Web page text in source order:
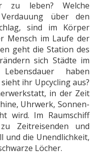
zu leben? Welche
über den
sind im Körper
Mensch im Laufe der
geht die Station des
sich Städte im
haben
ihr Upcycling aus?
in der Zeit
Uhrwerk, Sonnen-
wird. Im Raumschiff
Zeitreisenden und
und die Unendlichkeit,
Löcher.